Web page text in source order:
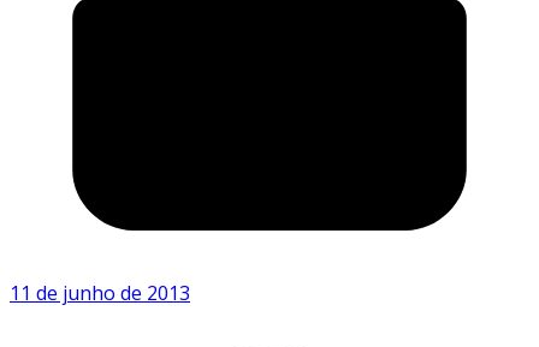
11 de junho de 2013